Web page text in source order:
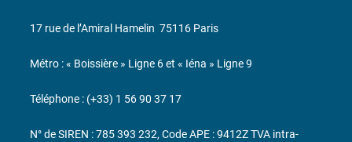
17 rue de l’Amiral Hamelin 75116 Paris
Métro : « Boissière » Ligne 6 et « Iéna » Ligne 9
Téléphone : (+33) 1 56 90 37 17
N° de SIREN : 785 393 232, Code APE : 9412Z TVA intra-